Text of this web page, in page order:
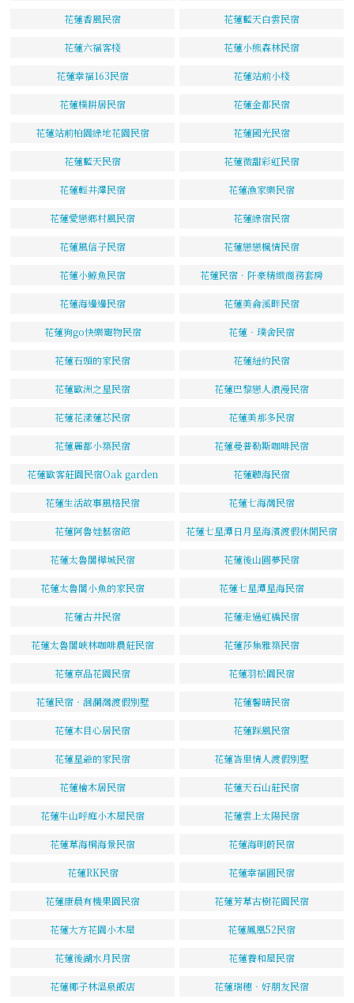
花蓮香風民宿 花蓮藍天白雲民宿
花蓮六福客棧 花蓮小熊森林民宿
花蓮幸福163民宿 花蓮站前小棧
花蓮樸耕居民宿 花蓮金都民宿
花蓮站前柏園綠地花園民宿 花蓮國光民宿
花蓮藍天民宿 花蓮微甜彩虹民宿
花蓮輕井澤民宿 花蓮漁家樂民宿
花蓮愛戀鄉村風民宿 花蓮綠宿民宿
花蓮風信子民宿 花蓮戀戀楓情民宿
花蓮小鯨魚民宿 花蓮民宿．阡豪精緻商務套房
花蓮海邊邊民宿 花蓮美侖溪畔民宿
花蓮狗go快樂寵物民宿 花蓮‧璞舍民宿
花蓮石頭的家民宿 花蓮紐約民宿
花蓮歐洲之星民宿 花蓮巴黎戀人浪漫民宿
花蓮花漾蓮芯民宿 花蓮美那多民宿
花蓮麗都小築民宿 花蓮曼普勒斯咖啡民宿
花蓮歐客莊園民宿Oak garden 花蓮聽海民宿
花蓮生活故事風格民宿 花蓮七海灣民宿
花蓮阿魯娃藝宿館 花蓮七星潭日月星海濱渡假休閒民宿
花蓮太魯閣樺城民宿 花蓮後山圓夢民宿
花蓮太魯閣小魚的家民宿 花蓮七星潭星海民宿
花蓮古井民宿 花蓮走過虹橋民宿
花蓮太魯閣峽林咖啡農莊民宿 花蓮莎集雅築民宿
花蓮京品花園民宿 花蓮羽松園民宿
花蓮民宿‧洄瀾灣渡假別墅 花蓮馨晴民宿
花蓮木目心居民宿 花蓮踩風民宿
花蓮星爺的家民宿 花蓮峇里情人渡假別墅
花蓮檜木居民宿 花蓮天石山莊民宿
花蓮牛山呼庭小木屋民宿 花蓮雲上太陽民宿
花蓮草海桐海景民宿 花蓮海明蔚民宿
花蓮RK民宿 花蓮幸福圓民宿
花蓮康晨有機果園民宿 花蓮芳草古樹花園民宿
花蓮大方花園小木屋 花蓮鳳凰52民宿
花蓮後湖水月民宿 花蓮養和屋民宿
花蓮椰子林溫泉飯店 花蓮瑞穗‧好朋友民宿